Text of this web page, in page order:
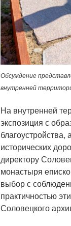
Обсуждение
внутренней
На внутренней
экспозиция с
исторических
директору
монастыря
выбор с
практичностью
Соловецкого